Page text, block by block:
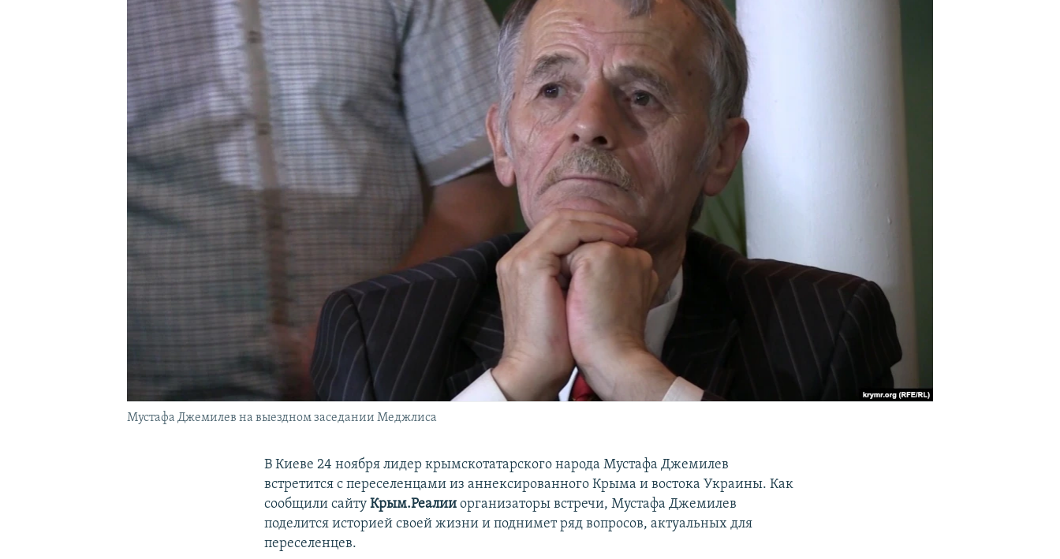
КРЫМ.НЕПОКОРЕННЫЙ
УКРАИНСКАЯ ПРОБЛЕМА КРЫМА
Мустафа Джемилев на выездном заседании Меджлиса
В Киеве 24 ноября лидер крымскотатарского народа Мустафа Джемилев
встретится с переселенцами из аннексированного Крыма и востока Украины. Как
сообщили сайтуКрым.Реалии организаторы встречи, Мустафа Джемилев
поделится историей своей жизни и поднимет ряд вопросов, актуальных для
переселенцев.